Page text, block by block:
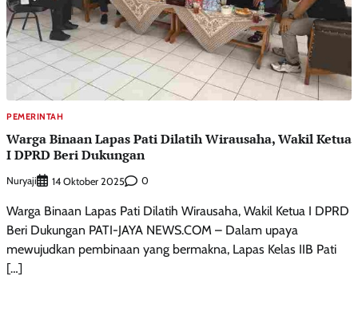
PEMERINTAH
Warga Binaan Lapas Pati Dilatih Wirausaha, Wakil Ketua
I DPRD Beri Dukungan
Nuryaji 14 Oktober 2025 0
Warga Binaan Lapas Pati Dilatih Wirausaha, Wakil Ketua I DPRD
Beri Dukungan PATI-JAYA NEWS.COM – Dalam upaya
mewujudkan pembinaan yang bermakna, Lapas Kelas IIB Pati
[…]